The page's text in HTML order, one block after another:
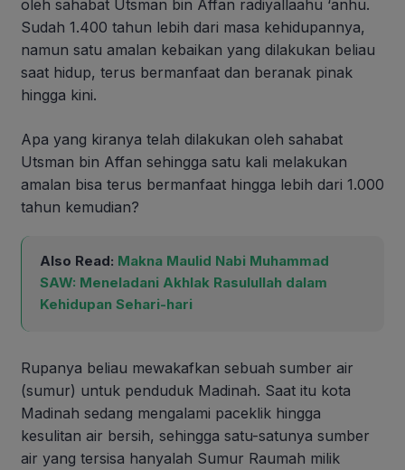
oleh sahabat Utsman bin Affan radiyallaahu ‘anhu.
Sudah 1.400 tahun lebih dari masa kehidupannya,
namun satu amalan kebaikan yang dilakukan beliau
saat hidup, terus bermanfaat dan beranak pinak
hingga kini.
Apa yang kiranya telah dilakukan oleh sahabat
Utsman bin Affan sehingga satu kali melakukan
amalan bisa terus bermanfaat hingga lebih dari 1.000
tahun kemudian?
Also Read: Makna Maulid Nabi Muhammad
SAW: Meneladani Akhlak Rasulullah dalam
Kehidupan Sehari-hari
Rupanya beliau mewakafkan sebuah sumber air
(sumur) untuk penduduk Madinah. Saat itu kota
Madinah sedang mengalami paceklik hingga
kesulitan air bersih, sehingga satu-satunya sumber
air yang tersisa hanyalah Sumur Raumah milik